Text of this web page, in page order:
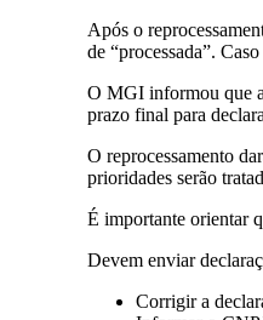
Após o
de “processada”.
O MGI informou que a
prazo final para
O reprocessamento
prioridades serão
É importante orientar
Devem enviar
Corrigir a